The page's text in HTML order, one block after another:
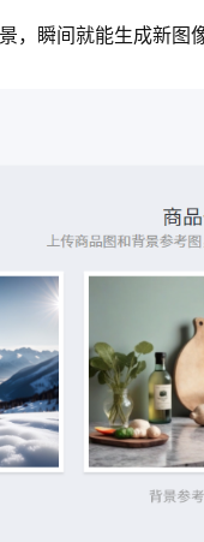
，瞬间就能生成新